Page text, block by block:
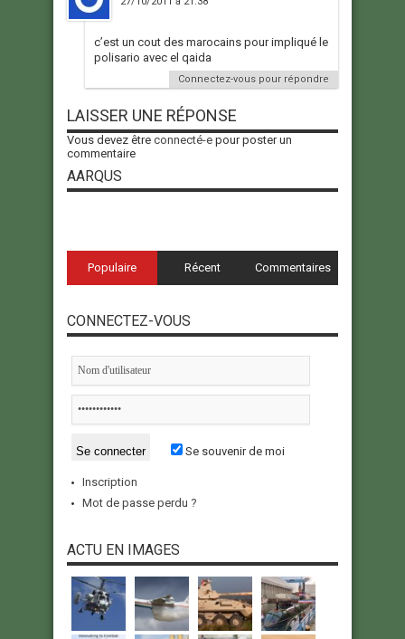
c’est un cout des marocains pour impliqué le
polisario avec el qaida
Connectez-vous pour répondre
LAISSER UNE RÉPONSE
Vous devez être connecté-e pour poster un
commentaire
AARQUS
Populaire Récent Commentaires
CONNECTEZ-VOUS
Se souvenir de moi
Inscription
Mot de passe perdu ?
ACTU EN IMAGES